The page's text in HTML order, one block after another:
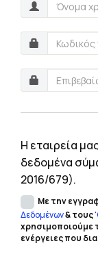
Η εταιρεία
δεδομένα
2016/679).
Με την
Δεδομένων& τους
χρησιμοποιούμε
ενέργειες που